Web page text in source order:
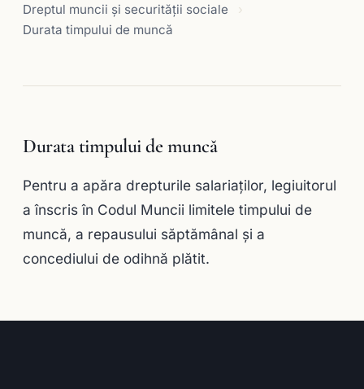
Dreptul muncii și securității sociale
Durata timpului de muncă
Durata timpului de muncă
Pentru a apăra drepturile salariaţilor, legiuitorul
a înscris în Codul Muncii limitele timpului de
muncă, a repausului săptămânal şi a
concediului de odihnă plătit.